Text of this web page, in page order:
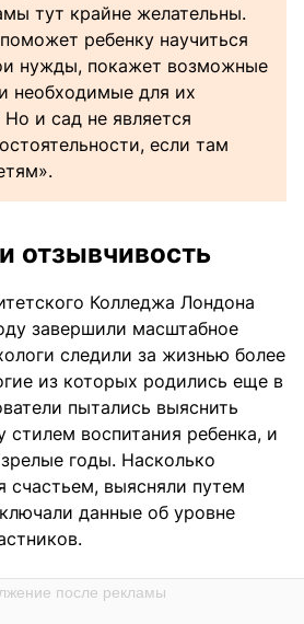
тут крайне желательны.
ребенку научиться
нужды, покажет возможные
необходимые для их
и сад не является
если там
отзывчивость
Колледжа Лондона
завершили масштабное
следили за жизнью более
из которых родились еще в
пытались выяснить
стилем воспитания ребенка, и
годы. Насколько
счастьем, выясняли путем
данные об уровне